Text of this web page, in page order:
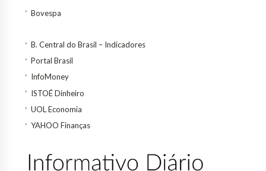
Bovespa
B. Central do Brasil – Indicadores
Portal Brasil
InfoMoney
ISTOÉ Dinheiro
UOL Economia
YAHOO Finanças